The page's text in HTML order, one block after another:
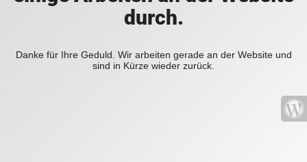
durch.
Danke für Ihre Geduld. Wir arbeiten gerade an der Website und
sind in Kürze wieder zurück.